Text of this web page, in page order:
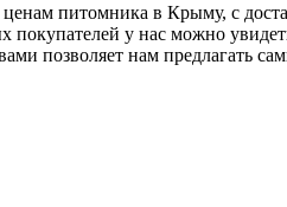
питомника в Крыму, с
у нас можно
позволяет нам предлагать